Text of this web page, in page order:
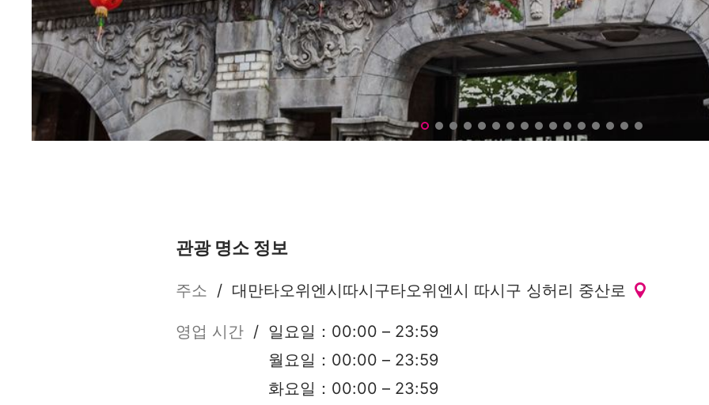
관광 명소 정보
주소 / 대만타오위엔시따시구타오위엔시 따시구 싱허리 중산로
영업 시간 / 일요일：00:00 – 23:59
월요일：00:00 – 23:59
화요일：00:00 – 23:59